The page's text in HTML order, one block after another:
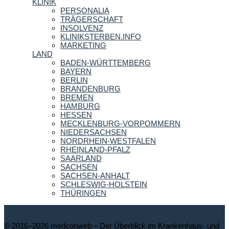
PERSONALIA
TRÄGERSCHAFT
INSOLVENZ
KLINIKSTERBEN.INFO
MARKETING
LAND
BADEN-WÜRTTEMBERG
BAYERN
BERLIN
BRANDENBURG
BREMEN
HAMBURG
HESSEN
MECKLENBURG-VORPOMMERN
NIEDERSACHSEN
NORDRHEIN-WESTFALEN
RHEINLAND-PFALZ
SAARLAND
SACHSEN
SACHSEN-ANHALT
SCHLESWIG-HOLSTEIN
THÜRINGEN
© 2016–2026 medconweb – Der Überblick im Krankenhaus- und